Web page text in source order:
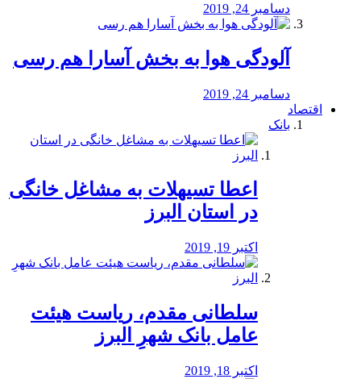
دسامبر 24, 2019
آلودگی هوا به بخش آسارا هم رسی
دسامبر 24, 2019
اقتصاد
بانک
️اعطا تسیهلات به مشاغل خانگی
در استان البرز
اکتبر 19, 2019
سلطانی مقدم، ریاست هیئت
عامل بانک شهرِ البرز
اکتبر 18, 2019